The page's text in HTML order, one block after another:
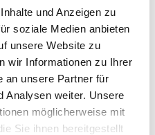
und Anzeigen zu
soziale Medien anbieten
unsere Website zu
wir Informationen zu Ihrer
an unsere Partner für
Analysen weiter. Unsere
möglicherweise mit
Sie ihnen bereitgestellt